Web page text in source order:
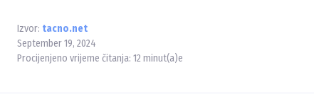
Izvor: tacno.net
September 19, 2024
Procijenjeno vrijeme čitanja: 12 minut(a)e